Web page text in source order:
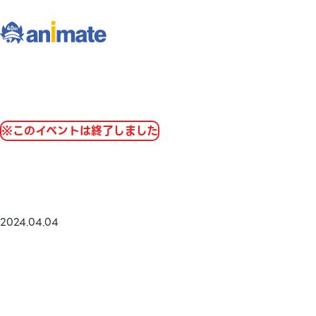
※このイベントは終了しました
2024.04.04